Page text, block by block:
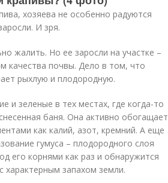
хозяева не особенно радуются
И зря.
жалить. Но ее заросли на участке –
качества почвы. Дело в том, что
рыхлую и плодородную.
и зеленые в тех местах, где когда-то
баня. Она активно обогащает
как калий, азот, кремний. А еще
гумуса – плодородного слоя
его корнями как раз и обнаружится
характерным запахом земли.